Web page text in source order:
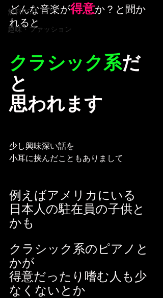
無料BGM
趣味・ファッション
どんな音楽が得意か？と聞か
れると
クラシック系だ
と
思われます
少し興味深い話を
小耳に挟んだこともありまして
例えばアメリカにいる
日本人の駐在員の子供と
かも
クラシック系のピアノと
かが
得意だったり嗜む人も少
なくないとか